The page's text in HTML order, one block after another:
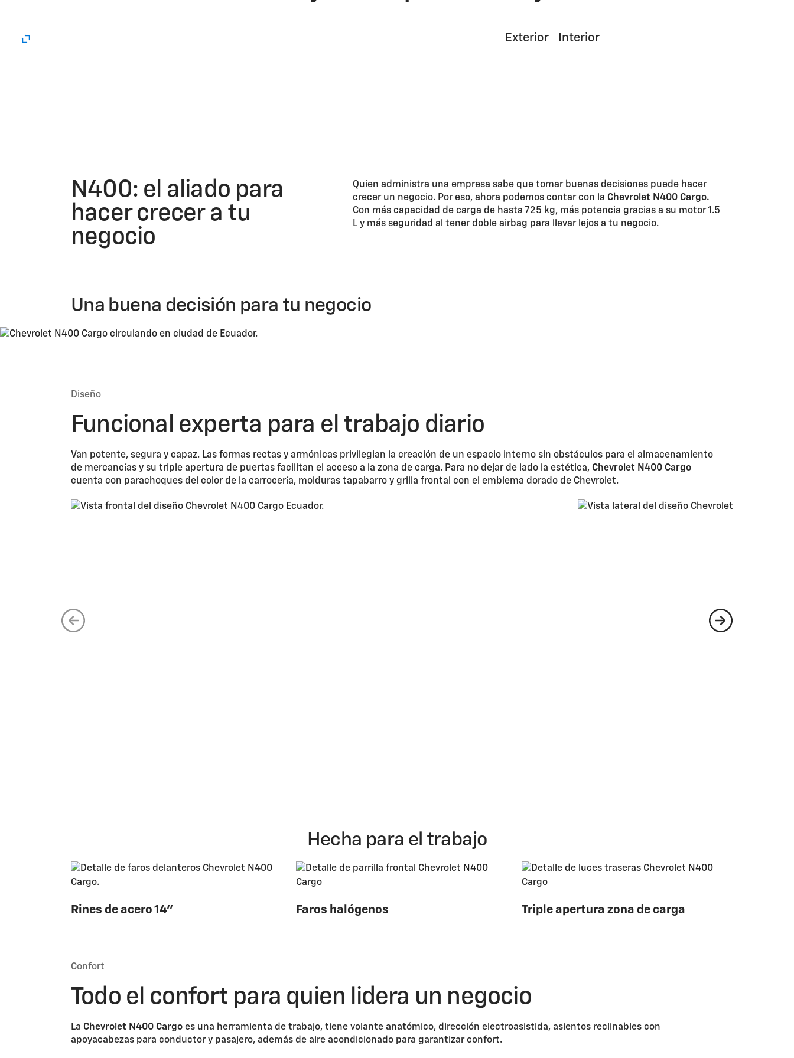
Exterior Interior
N400: el aliado para
hacer crecer a tu
negocio
Quien administra una empresa sabe que tomar buenas decisiones puede hacer
crecer un negocio. Por eso, ahora podemos contar con la Chevrolet N400 Cargo.
Con más capacidad de carga de hasta 725 kg, más potencia gracias a su motor 1.5
L y más seguridad al tener doble airbag para llevar lejos a tu negocio.
Una buena decisión para tu negocio
Diseño
Funcional experta para el trabajo diario
Van potente, segura y capaz. Las formas rectas y armónicas privilegian la creación de un espacio interno sin obstáculos para el almacenamiento
de mercancías y su triple apertura de puertas facilitan el acceso a la zona de carga. Para no dejar de lado la estética, Chevrolet N400 Cargo
cuenta con parachoques del color de la carrocería, molduras tapabarro y grilla frontal con el emblema dorado de Chevrolet.
Hecha para el trabajo
Rines de acero 14'' Faros halógenos Triple apertura zona de carga
Confort
Todo el confort para quien lidera un negocio
La Chevrolet N400 Cargo es una herramienta de trabajo, tiene volante anatómico, dirección electroasistida, asientos reclinables con
apoyacabezas para conductor y pasajero, además de aire acondicionado para garantizar confort.